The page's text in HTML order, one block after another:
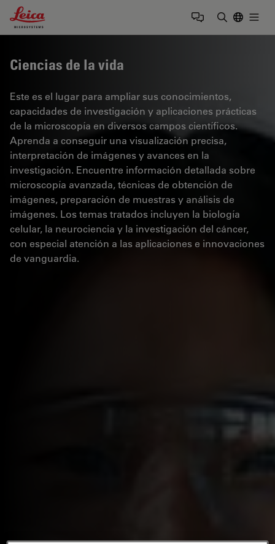
Leica Microsystems Logo
Ciencias de la vida
Este es el lugar para ampliar sus conocimientos,
capacidades de investigación y aplicaciones prácticas
de la microscopía en diversos campos científicos.
Aprenda a conseguir una visualización precisa,
interpretación de imágenes y avances en la
investigación. Encuentre información detallada sobre
microscopía avanzada, técnicas de obtención de
imágenes, preparación de muestras y análisis de
imágenes. Los temas tratados incluyen la biología
celular, la neurociencia y la investigación del cáncer,
con especial atención a las aplicaciones e innovaciones
de vanguardia.